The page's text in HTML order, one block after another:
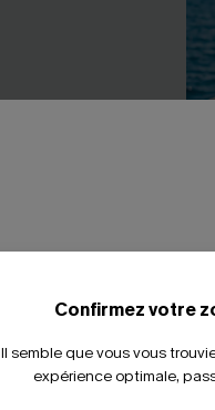
Confirmez votre
Il semble que vous vous
expérience optimale,